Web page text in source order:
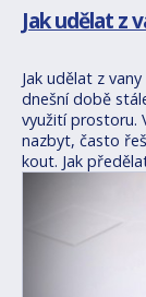
Jak udělat z
Jak udělat z
dnešní době
využití prostoru.
nazbyt, často
kout. Jak